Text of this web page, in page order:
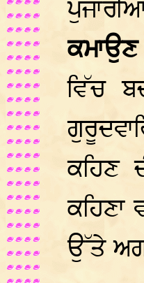
ਵਿੱਚ
ਕਹਿਣ
ਉੱਤੇ